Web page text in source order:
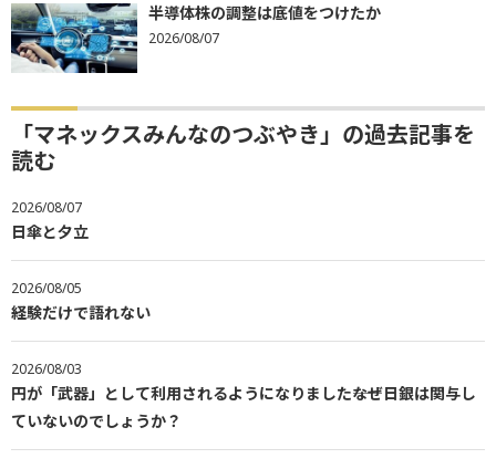
半導体株の調整は底値をつけたか
2026/08/07
「マネックスみんなのつぶやき」の過去記事を
読む
2026/08/07
日傘と夕立
2026/08/05
経験だけで語れない
2026/08/03
円が「武器」として利用されるようになりました――なぜ日銀は関与し
ていないのでしょうか？